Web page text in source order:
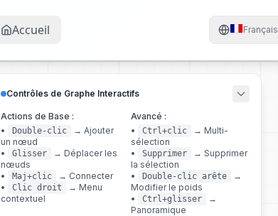
Accueil Français
Contrôles de Graphe Interactifs
Actions de Base :
•
Double-clic → Ajouter
un nœud
•
Glisser → Déplacer les
nœuds
•
Maj+clic → Connecter
•
Clic droit → Menu
contextuel
Avancé :
•
Ctrl+clic → Multi-
sélection
•
Supprimer → Supprimer
la sélection
•
Double-clic arête
→
Modifier le poids
•
Ctrl+glisser
→
Panoramique